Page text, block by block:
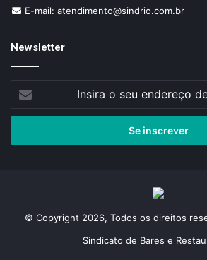
E-mail: atendimento@sindrio.com.br
Newsletter
seu
de
© Copyright 2026, Todos os direitos
Sindicato de Bares e